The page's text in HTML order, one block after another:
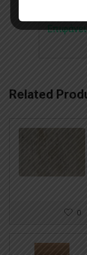
Related
0